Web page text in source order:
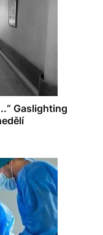
Gaslighting